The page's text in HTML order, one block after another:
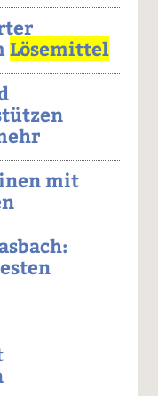
Lösemittel
mit